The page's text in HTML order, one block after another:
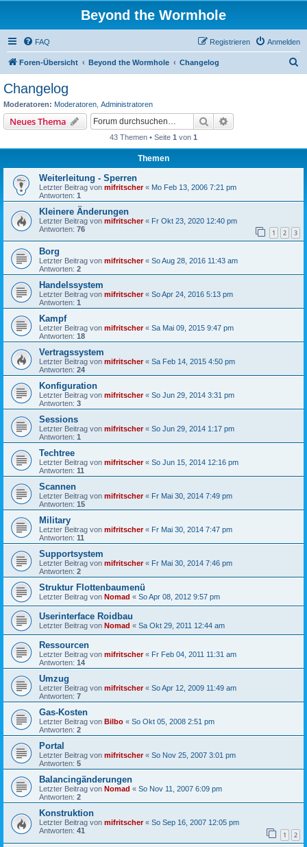
Beyond the Wormhole
FAQ Anmelden
Registrieren
Foren-Übersicht Beyond the Wormhole Changelog
Changelog
Moderatoren: Moderatoren Administratoren
Neues Thema Suche
43 Themen • Seite 1 von 1
Themen
Weiterleitung - Sperren
Letzter Beitrag von mifritscher« Mo Feb 13, 2006 7:21 pm
Antworten: 1
Kleinere Änderungen
Letzter Beitrag von mifritscher« Fr Okt 23, 2020 12:40 pm
Antworten: 76 1 2 3
Borg
Letzter Beitrag von mifritscher« So Aug 28, 2016 11:43 am
Antworten: 2
Handelssystem
Letzter Beitrag von mifritscher« So Apr 24, 2016 5:13 pm
Antworten: 1
Kampf
Letzter Beitrag von mifritscher« Sa Mai 09, 2015 9:47 pm
Antworten: 18
Vertragssystem
Letzter Beitrag von mifritscher« Sa Feb 14, 2015 4:50 pm
Antworten: 24
Konfiguration
Letzter Beitrag von mifritscher« So Jun 29, 2014 3:31 pm
Antworten: 3
Sessions
Letzter Beitrag von mifritscher« So Jun 29, 2014 1:17 pm
Antworten: 1
Techtree
Letzter Beitrag von mifritscher« So Jun 15, 2014 12:16 pm
Antworten: 11
Scannen
Letzter Beitrag von mifritscher« Fr Mai 30, 2014 7:49 pm
Antworten: 15
Military
Letzter Beitrag von mifritscher« Fr Mai 30, 2014 7:47 pm
Antworten: 11
Supportsystem
Letzter Beitrag von mifritscher« Fr Mai 30, 2014 7:46 pm
Antworten: 2
Struktur Flottenbaumenü
Letzter Beitrag von Nomad « So Apr 08, 2012 9:57 pm
Userinterface Roidbau
Letzter Beitrag von Nomad « Sa Okt 29, 2011 12:44 am
Ressourcen
Letzter Beitrag von mifritscher« Fr Feb 04, 2011 11:31 am
Antworten: 14
Umzug
Letzter Beitrag von mifritscher« So Apr 12, 2009 11:49 am
Antworten: 7
Gas-Kosten
Letzter Beitrag von Bilbo « So Okt 05, 2008 2:51 pm
Antworten: 2
Portal
Letzter Beitrag von mifritscher« So Nov 25, 2007 3:01 pm
Antworten: 5
Balancingänderungen
Letzter Beitrag von Nomad « So Nov 11, 2007 6:09 pm
Antworten: 2
Konstruktion
Letzter Beitrag von mifritscher« So Sep 16, 2007 12:05 pm
Antworten: 41 1 2